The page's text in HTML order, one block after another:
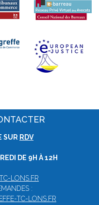
SUR RDV
DE 9H À 12H
LONS.FR
:
TC-LONS.FR